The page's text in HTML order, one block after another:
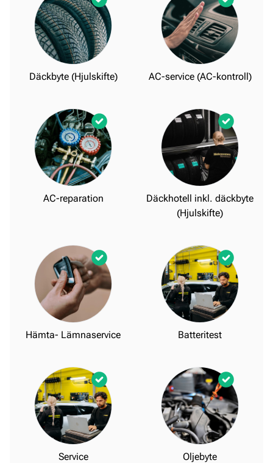
Däckbyte (Hjulskifte) AC-service (AC-kontroll)
AC-reparation
Däckhotell inkl. däckbyte
(Hjulskifte)
Hämta- Lämnaservice Batteritest
Service Oljebyte